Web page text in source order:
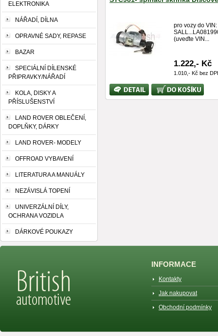
ELEKTRONIKA
NÁŘADÍ, DÍLNA
OPRAVNÉ SADY, REPASE
BAZAR
SPECIÁLNÍ DÍLENSKÉ
PŘIPRAVKY/NÁŘADÍ
KOLA, DISKY A
PŘÍSLUŠENSTVÍ
LAND ROVER OBLEČENÍ,
DOPLŇKY, DÁRKY
LAND ROVER- MODELY
OFFROAD VYBAVENÍ
LITERATURA A MANUÁLY
NEZÁVISLÁ TOPENÍ
UNIVERZÁLNÍ DÍLY,
OCHRANA VOZIDLA
DÁRKOVÉ POUKAZY
pro vozy do VIN:
(uveďte VIN...
1.222,- Kč
1.010,- Kč bez
Bližší
informace
Koupit
INFORMACE
Kontakty
Jak nakupovat
Obchodní podmínky